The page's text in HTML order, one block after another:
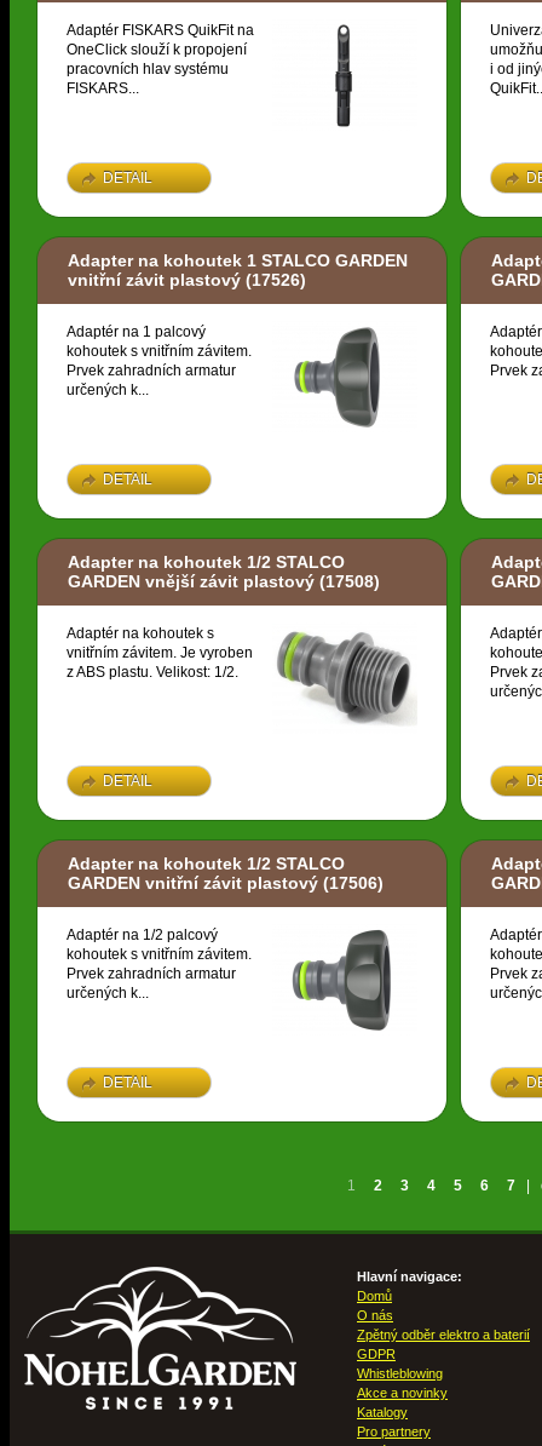
Adaptér FISKARS QuikFit na
OneClick slouží k propojení
pracovních hlav systému
FISKARS...
DETAIL
i od
Adapter na kohoutek 1 STALCO GARDEN
vnitřní závit plastový (17526)
Adaptér na 1 palcový
kohoutek s vnitřním závitem.
Prvek zahradních armatur
určených k...
DETAIL
Prvek
Adapter na kohoutek 1/2 STALCO
GARDEN vnější závit plastový (17508)
Adaptér na kohoutek s
vnitřním závitem. Je vyroben
z ABS plastu. Velikost: 1/2.
DETAIL
Prvek
Adapter na kohoutek 1/2 STALCO
GARDEN vnitřní závit plastový (17506)
Adaptér na 1/2 palcový
kohoutek s vnitřním závitem.
Prvek zahradních armatur
určených k...
DETAIL
Prvek
1 2 3 4 5 6 7
Hlavní navigace:
Domů
O nás
Zpětný odběr elektro a baterií
GDPR
Whistleblowing
Akce a novinky
Katalogy
Pro partnery